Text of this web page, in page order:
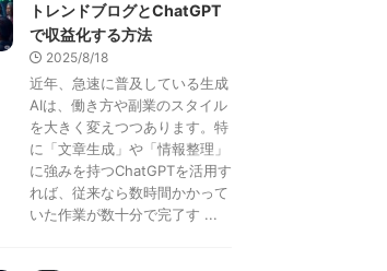
トレンドブログとChatGPT
で収益化する方法
2025/8/18
近年、急速に普及している生成
AIは、働き方や副業のスタイル
を大きく変えつつあります。特
に「文章生成」や「情報整理」
に強みを持つChatGPTを活用す
れば、従来なら数時間かかって
いた作業が数十分で完了す ...